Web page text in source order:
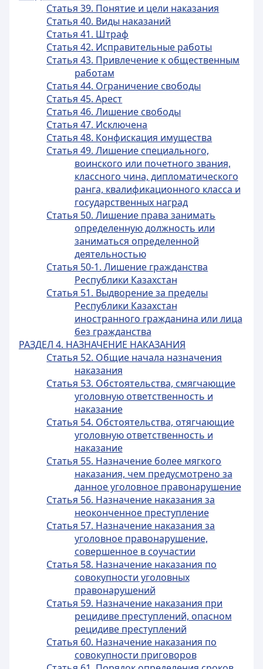
Статья 39. Понятие и цели наказания
Статья 40. Виды наказаний
Статья 41. Штраф
Статья 42. Исправительные работы
Статья 43. Привлечение к общественным
работам
Статья 44. Ограничение свободы
Статья 45. Арест
Статья 46. Лишение свободы
Статья 47. Исключена
Статья 48. Конфискация имущества
Статья 49. Лишение специального,
воинского или почетного звания,
классного чина, дипломатического
ранга, квалификационного класса и
государственных наград
Статья 50. Лишение права занимать
определенную должность или
заниматься определенной
деятельностью
Статья 50-1. Лишение гражданства
Республики Казахстан
Статья 51. Выдворение за пределы
Республики Казахстан
иностранного гражданина или лица
без гражданства
РАЗДЕЛ 4. НАЗНАЧЕНИЕ НАКАЗАНИЯ
Статья 52. Общие начала назначения
наказания
Статья 53. Обстоятельства, смягчающие
уголовную ответственность и
наказание
Статья 54. Обстоятельства, отягчающие
уголовную ответственность и
наказание
Статья 55. Назначение более мягкого
наказания, чем предусмотрено за
данное уголовное правонарушение
Статья 56. Назначение наказания за
неоконченное преступление
Статья 57. Назначение наказания за
уголовное правонарушение,
совершенное в соучастии
Статья 58. Назначение наказания по
совокупности уголовных
правонарушений
Статья 59. Назначение наказания при
рецидиве преступлений, опасном
рецидиве преступлений
Статья 60. Назначение наказания по
совокупности приговоров